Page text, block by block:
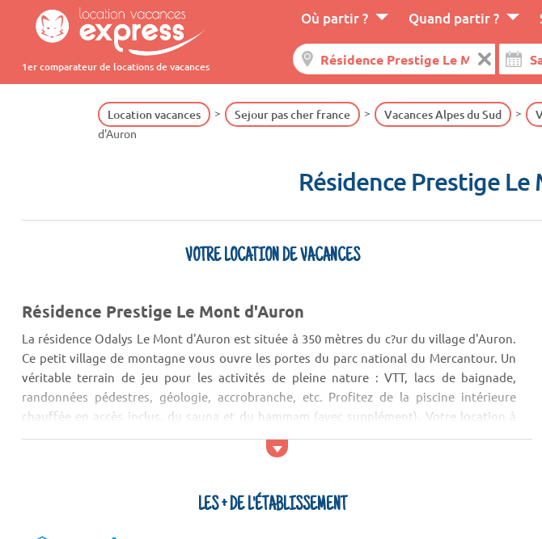
1er comparateur de locations de vacances
Où partir ? Quand partir ?
Location vacances Sejour pas cher france Vacances Alpes du Sud
d'Auron
Résidence Prestige
VOTRE LOCATION DE VACANCES
Résidence Prestige Le Mont d'Auron
La résidence Odalys Le Mont d'Auron est située à 350 mètres du c?ur du village d'Auron.
Ce petit village de montagne vous ouvre les portes du parc national du Mercantour. Un
véritable terrain de jeu pour les activités de pleine nature : VTT, lacs de baignade,
randonnées pédestres, géologie, accrobranche, etc. Profitez de la piscine intérieure
chauffée en accès inclus, du sauna et du hammam (avec supplément). Votre location à
Auron est idéalement située pour vo...
LES + DE L'ÉTABLISSEMENT